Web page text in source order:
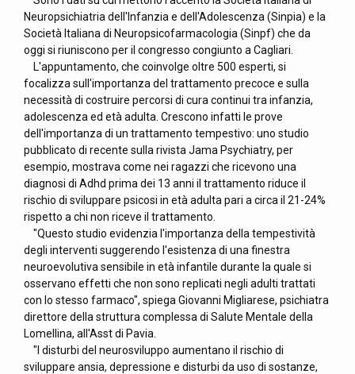
Neuropsichiatria dell'Infanzia e dell'Adolescenza (Sinpia) e la
Società Italiana di Neuropsicofarmacologia (Sinpf) che da
oggi si riuniscono per il congresso congiunto a Cagliari.
L'appuntamento, che coinvolge oltre 500 esperti, si
focalizza sull'importanza del trattamento precoce e sulla
necessità di costruire percorsi di cura continui tra infanzia,
adolescenza ed età adulta. Crescono infatti le prove
dell'importanza di un trattamento tempestivo: uno studio
pubblicato di recente sulla rivista Jama Psychiatry, per
esempio, mostrava come nei ragazzi che ricevono una
diagnosi di Adhd prima dei 13 anni il trattamento riduce il
rischio di sviluppare psicosi in età adulta pari a circa il 21-24%
rispetto a chi non riceve il trattamento.
"Questo studio evidenzia l'importanza della tempestività
degli interventi suggerendo l'esistenza di una finestra
neuroevolutiva sensibile in età infantile durante la quale si
osservano effetti che non sono replicati negli adulti trattati
con lo stesso farmaco", spiega Giovanni Migliarese, psichiatra
direttore della struttura complessa di Salute Mentale della
Lomellina, all'Asst di Pavia.
"I disturbi del neurosviluppo aumentano il rischio di
sviluppare ansia, depressione e disturbi da uso di sostanze,